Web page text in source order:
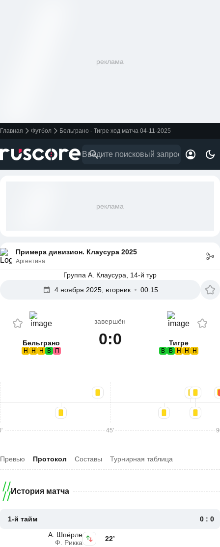
реклама
Главная Футбол Бельграно - Тигре ход матча 04-11-2025
реклама
Примера дивизион. Клаусура 2025
Аргентина
Группа А. Клаусура, 14-й тур
4 ноября 2025, вторник
00:15
Бельграно
Н Н Н В П
завершён
0:0 Тигре
В В Н Н Н
45'
Превью Протокол Составы Турнирная таблица
История матча
1-й тайм
0 : 0
А. Шпёрле
Ф. Рикка
22’